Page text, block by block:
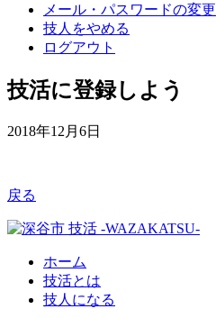
メール・パスワードの変更
技人をやめる
ログアウト
技活に登録しよう
2018年12月6日
戻る
ホーム
技活とは
技人になる